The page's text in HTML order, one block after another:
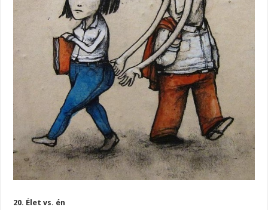
20. Élet vs. én